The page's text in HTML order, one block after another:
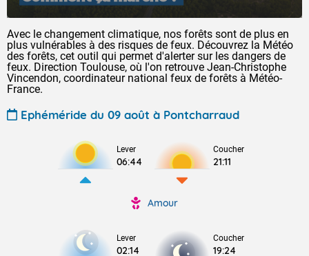
Avec le changement climatique, nos forêts sont de plus en
plus vulnérables à des risques de feux. Découvrez la Météo
des forêts, cet outil qui permet d'alerter sur les dangers de
feux. Direction Toulouse, où l'on retrouve Jean-Christophe
Vincendon, coordinateur national feux de forêts à Météo-
France.
Ephéméride du 09 août à Pontcharraud
Lever
06:44
Coucher
21:11
Amour
Lever
02:14
Coucher
19:24